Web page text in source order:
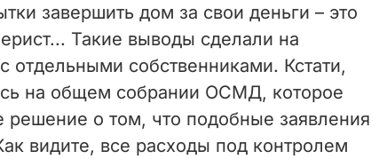
завершить дом за свои деньги – это
Такие выводы сделали на
отдельными собственниками. Кстати,
на общем собрании ОСМД, которое
решение о том, что подобные заявления
видите, все расходы под контролем